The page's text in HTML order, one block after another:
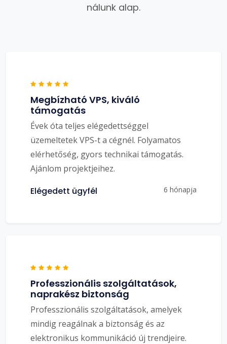
nálunk alap.
Megbízható VPS, kiváló
támogatás
Évek óta teljes elégedettséggel
üzemeltetek VPS-t a cégnél. Folyamatos
elérhetőség, gyors technikai támogatás.
Ajánlom projektjeihez.
Elégedett ügyfél 6 hónapja
Professzionális szolgáltatások,
naprakész biztonság
Professzionális szolgáltatások, amelyek
mindig reagálnak a biztonság és az
elektronikus kommunikáció új trendjeire.